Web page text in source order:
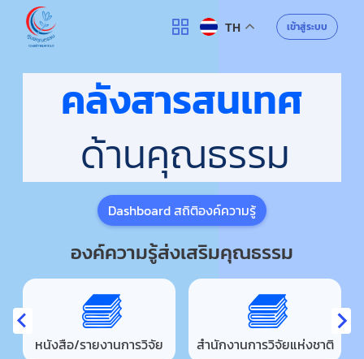
ศูนย์คุณธรรม TH เข้าสู่ระบบ
คลังสารสนเทศ
ด้านคุณธรรม
Dashboard สถิติองค์ความรู้
องค์ความรู้ส่งเสริมคุณธรรม
หนังสือ/รายงานการวิจัย สำนักงานการวิจัยแห่งชาติ